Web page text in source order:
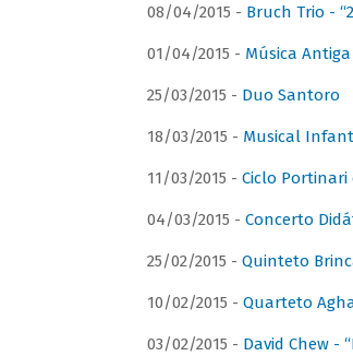
08/04/2015 - Bruch Trio -
01/04/2015 - Música
25/03/2015 - Duo Santoro
18/03/2015 - Musical
11/03/2015 - Ciclo Portinari
04/03/2015 - Concerto
25/02/2015 - Quinteto
10/02/2015 - Quarteto
03/02/2015 - David Chew -